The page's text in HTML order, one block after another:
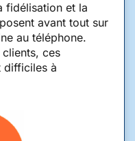
fidélisation et la
avant tout sur
au téléphone.
ces
difficiles à